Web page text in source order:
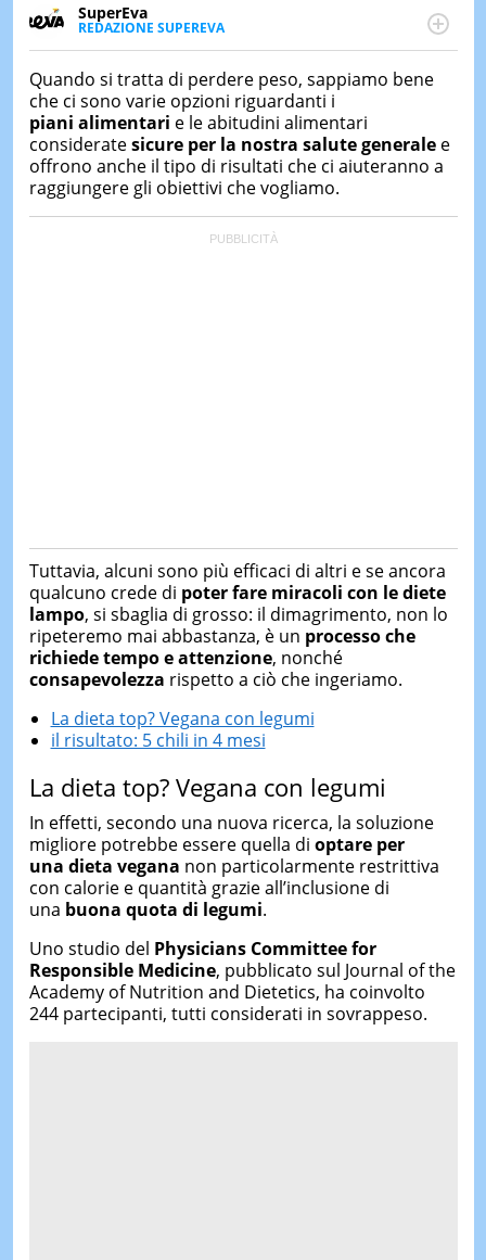
DI
IERI
SuperEva
REDAZIONE SUPEREVA
SuperEva è il magazine di Italiaonline dedicato a
trend, curiosità, entertainment e “feel-good news”.
Pensato per tutti ma soprattutto per la GenZ, molto
“social” e sempre in cerca di notizie originali. Dalle
tendenze del momento ai fatti più strani alle
scoperte più divertenti: mille storie da scoprire ogni
giorno”
Quando si tratta di perdere peso, sappiamo bene
che ci sono varie opzioni riguardanti i
piani alimentari e le abitudini alimentari
consideratesicure per la nostra salute generalee
offrono anche il tipo di risultati che ci aiuteranno a
raggiungere gli obiettivi che vogliamo.
Tuttavia, alcuni sono più efficaci di altri e se ancora
qualcuno crede di poter fare miracoli con le diete
lampo, si sbaglia di grosso: il dimagrimento, non lo
ripeteremo mai abbastanza, è un processo che
richiede tempo e attenzione, nonché
consapevolezza rispetto a ciò che ingeriamo.
La dieta top? Vegana con legumi
il risultato: 5 chili in 4 mesi
La dieta top? Vegana con legumi
In effetti, secondo una nuova ricerca, la soluzione
migliore potrebbe essere quella di optare per
una dieta vegana non particolarmente restrittiva
con calorie e quantità grazie all’inclusione di
una buona quota di legumi.
Uno studio del Physicians Committee for
Responsible Medicine, pubblicato sul Journal of the
Academy of Nutrition and Dietetics, ha coinvolto
244 partecipanti, tutti considerati in sovrappeso.